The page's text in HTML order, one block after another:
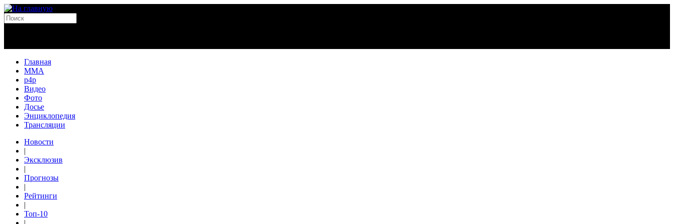
Главная
MMA
p4p
Видео
Фото
Досье
Энциклопедия
Трансляции
Новости
|
Эксклюзив
|
Прогнозы
|
Рейтинги
|
Топ-10